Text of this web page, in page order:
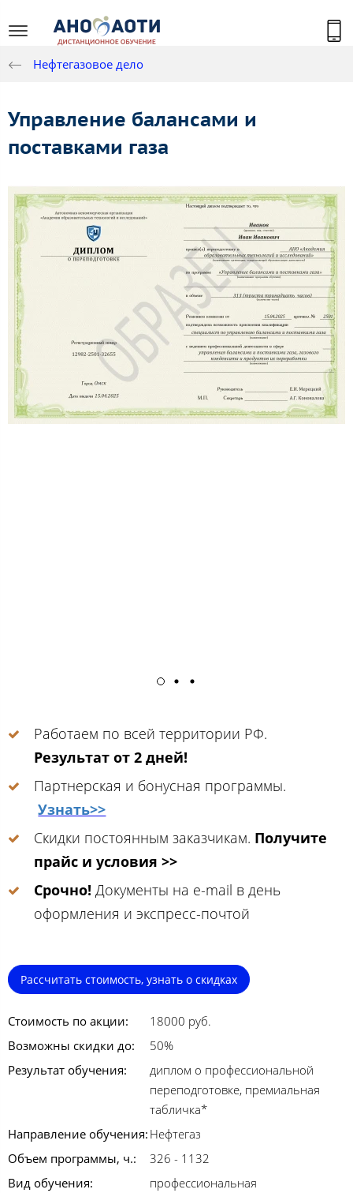
Нефтегазовое дело
Управление балансами и
поставками газа
Работаем по всей территории РФ.
Результат от 2 дней!
Партнерская и бонусная программы.
Узнать>>
Скидки постоянным заказчикам. Получите
прайс и условия >>
Срочно! Документы на e-mail в день
оформления и экспресс-почтой
Рассчитать стоимость, узнать о скидках
Стоимость по акции:
18000 руб.
Возможны скидки до:
50%
Результат обучения:
диплом о профессиональной
переподготовке, премиальная
табличка*
Направление обучения: Нефтегаз
Объем программы, ч.:
326 - 1132
Вид обучения:
профессиональная